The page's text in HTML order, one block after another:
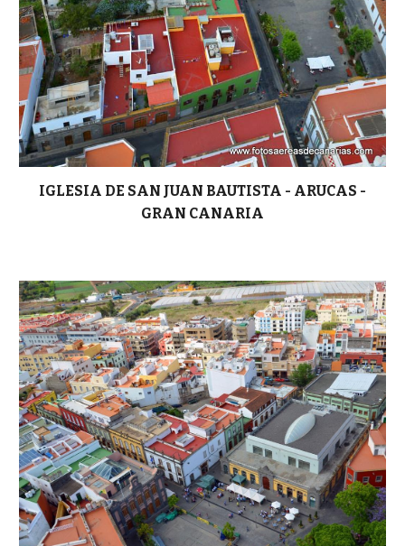
IGLESIA DE SAN JUAN BAUTISTA - ARUCAS -
GRAN CANARIA